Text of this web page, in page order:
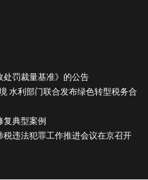
处罚裁量基准》的公告
水利部门联合发布绿色转型税务合
典型案例
违法犯罪工作推进会议在京召开